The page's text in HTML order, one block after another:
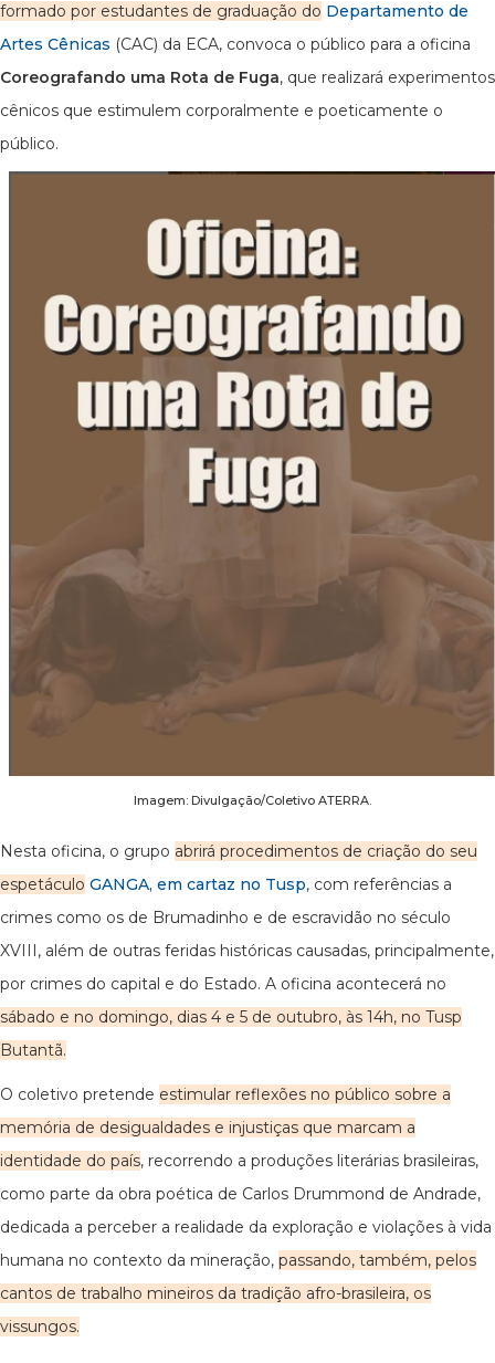
formado por estudantes de graduação do Departamento de
Artes Cênicas (CAC) da ECA, convoca o público para a oficina
Coreografando uma Rota de Fuga, que realizará experimentos
cênicos que estimulem corporalmente e poeticamente o
público.
Imagem: Divulgação/Coletivo ATERRA.
Nesta oficina, o grupo abrirá procedimentos de criação do seu
espetáculo GANGA, em cartaz no Tusp, com referências a
crimes como os de Brumadinho e de escravidão no século
XVIII, além de outras feridas históricas causadas, principalmente,
por crimes do capital e do Estado. A oficina acontecerá no
sábado e no domingo, dias 4 e 5 de outubro, às 14h, no Tusp
Butantã.
O coletivo pretende estimular reflexões no público sobre a
memória de desigualdades e injustiças que marcam a
identidade do país, recorrendo a produções literárias brasileiras,
como parte da obra poética de Carlos Drummond de Andrade,
dedicada a perceber a realidade da exploração e violações à vida
humana no contexto da mineração, passando, também, pelos
cantos de trabalho mineiros da tradição afro-brasileira, os
vissungos.